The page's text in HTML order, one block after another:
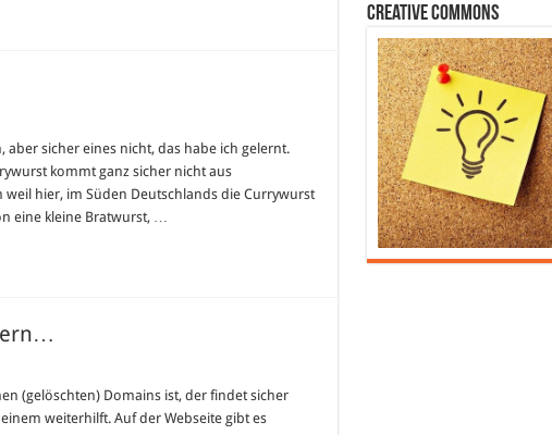
sicher eines nicht, das habe ich gelernt.
kommt ganz sicher nicht aus
hier, im Süden Deutschlands die Currywurst
eine kleine Bratwurst, …
(gelöschten) Domains ist, der findet sicher
weiterhilft. Auf der Webseite gibt es
Creative Commons